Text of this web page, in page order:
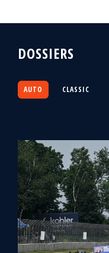
DOSSIERS
AUTO CLASSIC